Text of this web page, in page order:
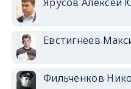
Евстигнеев
Фильченков